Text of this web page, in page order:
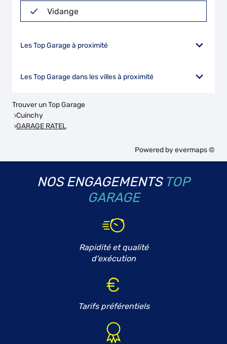
Vidange
Les Top Garage à proximité
Les Top Garage dans les villes à proximité
Trouver un Top Garage
Cuinchy
GARAGE RATEL
Powered byevermaps ©
NOS ENGAGEMENTS TOP
GARAGE
Rapidité et qualité
d'exécution
Tarifs préférentiels